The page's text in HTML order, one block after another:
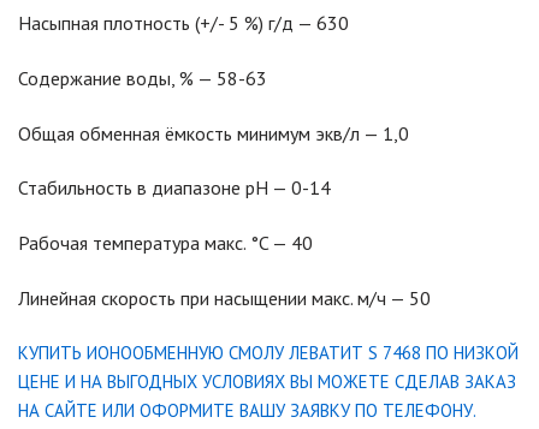
Насыпная плотность (+/- 5 %) г/д — 630
Содержание воды, % — 58-63
Общая обменная ёмкость минимум экв/л — 1,0
Стабильность в диапазоне pH — 0-14
Рабочая температура макс. °C — 40
Линейная скорость при насыщении макс. м/ч — 50
КУПИТЬ ИОНООБМЕННУЮ СМОЛУ ЛЕВАТИТ S 7468 ПО НИЗКОЙ
ЦЕНЕ И НА ВЫГОДНЫХ УСЛОВИЯХ ВЫ МОЖЕТЕ СДЕЛАВ ЗАКАЗ
НА САЙТЕ ИЛИ ОФОРМИТЕ ВАШУ ЗАЯВКУ ПО ТЕЛЕФОНУ.